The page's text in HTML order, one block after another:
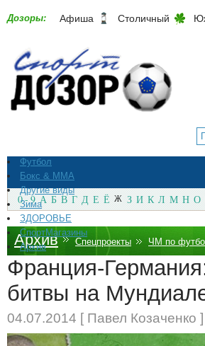
Дозоры: Афиша Столичный
Футбол
Бокс & ММА
Другие виды
Зима
ЗДОРОВЬЕ
СпортМагазины
Архив
0 - 9 А Б В Г Д Е Ё Ж З И К Л М Н О
Архив Спецпроекты ЧМ по
Франция-
битвы на
04.07.2014 [ Павел Козаченко ]